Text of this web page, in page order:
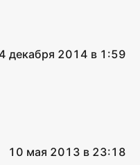
декабря 2014 в 1:59
10 мая 2013 в 23:18